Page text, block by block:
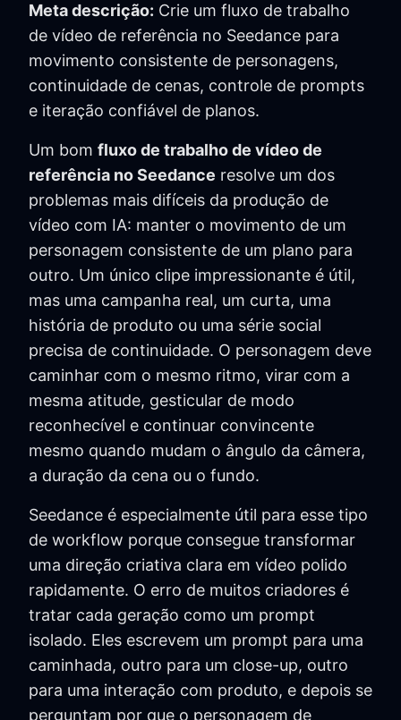
Meta descrição: Crie um fluxo de trabalho
de vídeo de referência no Seedance para
movimento consistente de personagens,
continuidade de cenas, controle de prompts
e iteração confiável de planos.
Um bom fluxo de trabalho de vídeo de
referência no Seedance resolve um dos
problemas mais difíceis da produção de
vídeo com IA: manter o movimento de um
personagem consistente de um plano para
outro. Um único clipe impressionante é útil,
mas uma campanha real, um curta, uma
história de produto ou uma série social
precisa de continuidade. O personagem deve
caminhar com o mesmo ritmo, virar com a
mesma atitude, gesticular de modo
reconhecível e continuar convincente
mesmo quando mudam o ângulo da câmera,
a duração da cena ou o fundo.
Seedance é especialmente útil para esse tipo
de workflow porque consegue transformar
uma direção criativa clara em vídeo polido
rapidamente. O erro de muitos criadores é
tratar cada geração como um prompt
isolado. Eles escrevem um prompt para uma
caminhada, outro para um close-up, outro
para uma interação com produto, e depois se
perguntam por que o personagem de